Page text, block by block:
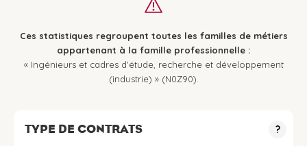
Ces statistiques regroupent toutes les familles de métiers
appartenant à la famille professionnelle :
« Ingénieurs et cadres d'étude, recherche et développement
(industrie) » (N0Z90).
TYPE DE CONTRATS ?